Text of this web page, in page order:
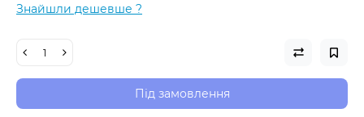
Знайшли дешевше ?
Під замовлення